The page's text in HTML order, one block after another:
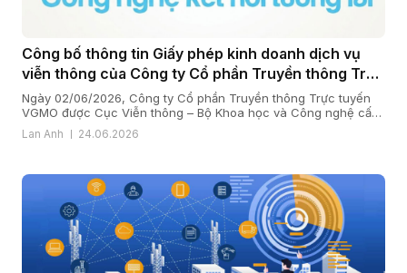
Công bố thông tin Giấy phép kinh doanh dịch vụ
viễn thông của Công ty Cổ phần Truyền thông Trực
tuyến VGMO
Ngày 02/06/2026, Công ty Cổ phần Truyền thông Trực tuyến
VGMO được Cục Viễn thông – Bộ Khoa học và Công nghệ cấp
Giấy phép kinh doanh dịch vụ viễn thông số 180/GP-CVT. Thực
hiện quy định tại khoản 6 Điều 35 Nghị định số 163/2024/NĐ-
Lan Anh 24.06.2026